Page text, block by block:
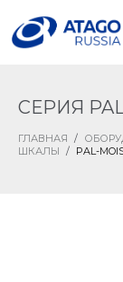
СЕРИЯ
ГЛАВНАЯ /
ШКАЛЫ / PAL-